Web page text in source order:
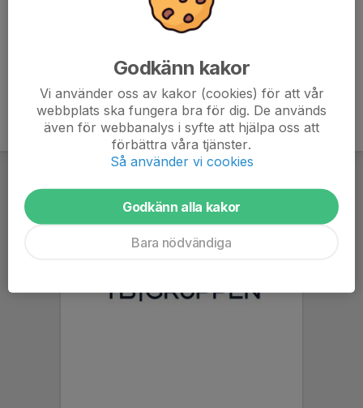
Godkänn kakor
Vi använder oss av kakor (cookies) för att vår
webbplats ska fungera bra för dig. De används
även för webbanalys i syfte att hjälpa oss att
förbättra våra tjänster.
Så använder vi cookies
Godkänn alla kakor
Bara nödvändiga